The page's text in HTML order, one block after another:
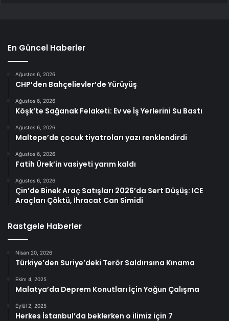
En Güncel Haberler
Ağustos 6, 2026
CHP’den Bahçelievler’de Yürüyüş
Ağustos 6, 2026
Köşk’te Sağanak Felaketi: Ev ve İş Yerlerini Su Bastı
Ağustos 6, 2026
Maltepe’de çocuk tiyatroları yazı renklendirdi
Ağustos 6, 2026
Fatih Ürek’in vasiyeti yarım kaldı
Ağustos 6, 2026
Çin’de Binek Araç Satışları 2026’da Sert Düşüş: ICE
Araçları Çöktü, İhracat Can Simidi
Rastgele Haberler
Nisan 20, 2026
Türkiye’den Suriye’deki Terör Saldırısına Kınama
Ekim 4, 2025
Malatya’da Deprem Konutları İçin Yoğun Çalışma
Eylül 2, 2025
Herkes İstanbul’da beklerken o ilimiz için 7